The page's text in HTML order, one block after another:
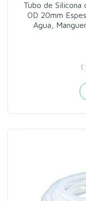
Tubo de Silicona
OD 20mm
Agua,
(